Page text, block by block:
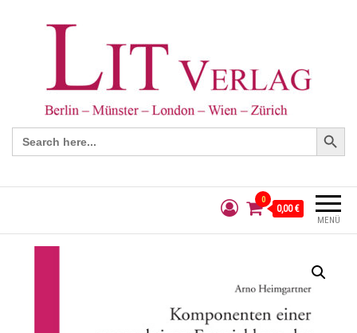
Search
for:
Search Button
MENÜ
0
0,00 €